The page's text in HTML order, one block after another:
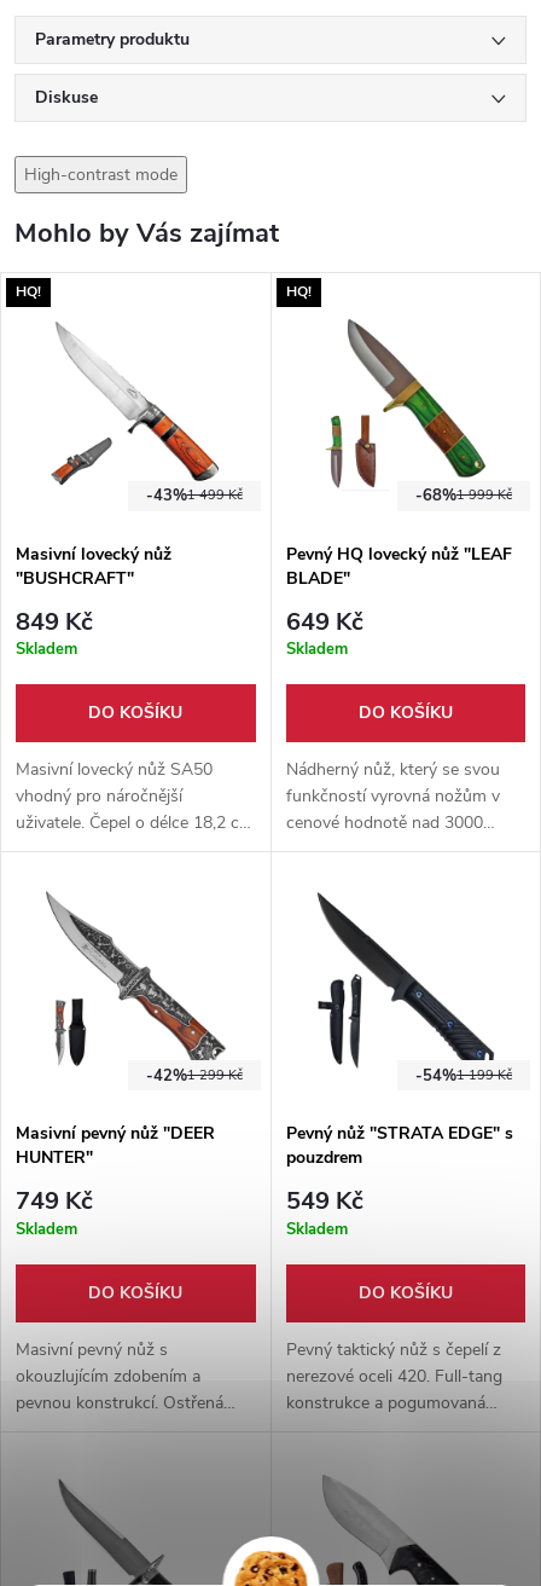
Parametry produktu
Diskuse
High-contrast mode
Mohlo by Vás zajímat
HQ!
1 499 Kč
-43%
Masivní lovecký nůž
"BUSHCRAFT"
849 Kč
Skladem
DO KOŠÍKU
Masivní lovecký nůž SA50
vhodný pro náročnější
uživatele. Čepel o délce 18,2 cm
je vyrobena z nerez oceli 3cr13
záštita a skvělá ergonomie.
Nylonové pouzdro s dvojitým
jištěním.
HQ!
1 999 Kč
-68%
Pevný HQ lovecký nůž "LEAF
BLADE"
649 Kč
Skladem
DO KOŠÍKU
Nádherný nůž, který se svou
funkčností vyrovná nožům v
cenové hodnotě nad 3000
korun. Pevný nůž z kvalitní oceli
1 299 Kč
-42%
Masivní pevný nůž "DEER
HUNTER"
749 Kč
Skladem
DO KOŠÍKU
Masivní pevný nůž s
okouzlujícím zdobením a
pevnou konstrukcí. Ostřená
pouzdro na opasek.
1 199 Kč
-54%
Pevný nůž "STRATA EDGE" s
pouzdrem
549 Kč
Skladem
DO KOŠÍKU
Pevný taktický nůž s čepelí z
nerezové oceli 420. Full-tang
konstrukce a pogumovaná